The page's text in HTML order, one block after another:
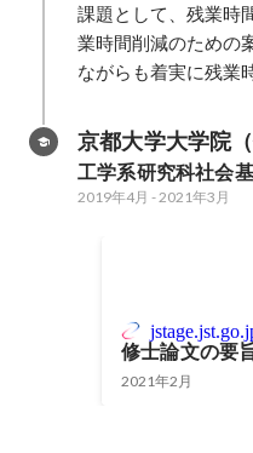
課題として、残業時
業時間削減のための
ながらも着実に残業
京都大学大学院（
工学系研究科社会
2019年4月 - 2021年3月
修士論文の要
2021年2月